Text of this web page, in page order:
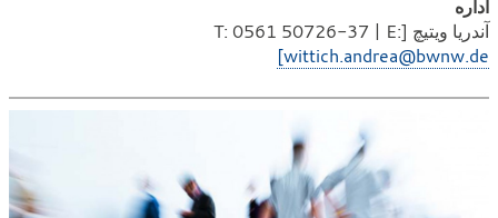
اداره
آندریا ویتیچ [T: 0561 50726-37 | E:
wittich.andrea@bwnw.de]